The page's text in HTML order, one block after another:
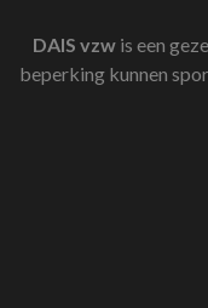
DAIS vzw is een
beperking kunnen